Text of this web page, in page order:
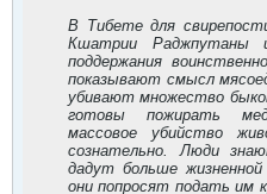
В Тибете для
Кшатрии Раджпутаны
поддержания
показывают смысл
убивают множество
готовы пожирать
массовое убийство
сознательно. Люди
дадут больше
они попросят подать им